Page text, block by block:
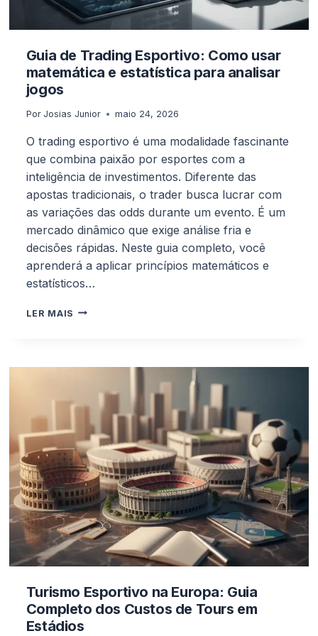
Guia de Trading Esportivo: Como usar
matemática e estatística para analisar
jogos
Por Josias Junior maio 24, 2026
O trading esportivo é uma modalidade fascinante
que combina paixão por esportes com a
inteligência de investimentos. Diferente das
apostas tradicionais, o trader busca lucrar com
as variações das odds durante um evento. É um
mercado dinâmico que exige análise fria e
decisões rápidas. Neste guia completo, você
aprenderá a aplicar princípios matemáticos e
estatísticos…
LER MAIS GUIA
COMO
MATEMÁTICA
E
ESTATÍSTICA
PARA
ANALISAR
JOGOS
Turismo Esportivo na Europa: Guia
Completo dos Custos de Tours em
Estádios